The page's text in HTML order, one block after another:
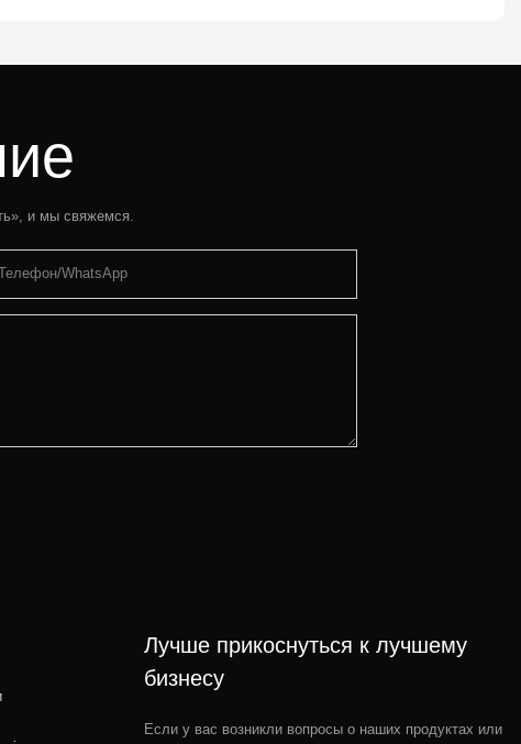
и мы свяжемся.
WhatsApp
Лучше прикоснуться к лучшему
бизнесу
Если у вас возникли вопросы о наших продуктах или